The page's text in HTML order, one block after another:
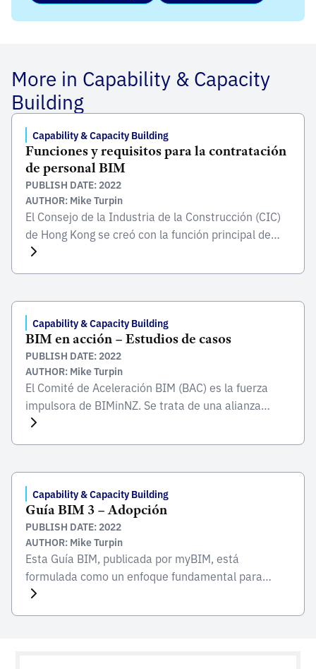
More in Capability & Capacity
Building
Capability & Capacity Building
Funciones y requisitos para la contratación
de personal BIM
PUBLISH DATE: 2022
AUTHOR: Mike Turpin
El Consejo de la Industria de la Construcción (CIC)
de Hong Kong se creó con la función principal de
forjar un consenso sobre cuestiones estratégicas a
proporcionar un canal de comunicación al Gobierno
para solicitar asesoramiento sobre todas las
cuestiones relacionadas […]
Capability & Capacity Building
BIM en acción – Estudios de casos
PUBLISH DATE: 2022
AUTHOR: Mike Turpin
El Comité de Aceleración BIM (BAC) es la fuerza
impulsora de BIMinNZ. Se trata de una alianza
nacional de la industria y el gobierno, establecida
BAC afirma que no hay mejor manera de entender
los beneficios de […]
Capability & Capacity Building
Guía BIM 3 – Adopción
PUBLISH DATE: 2022
AUTHOR: Mike Turpin
Esta Guía BIM, publicada por myBIM, está
formulada como un enfoque fundamental para
educar a los actores de la construcción para la